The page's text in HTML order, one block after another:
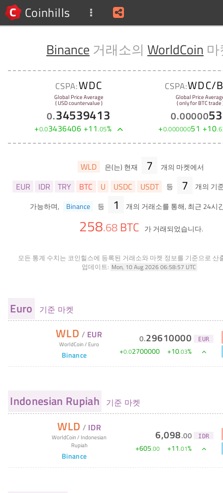
Coinhills
Binance 거래소의 WorldCoin
CSPA:WDC
Global Price Average
( USD countervalue )
0.34539413
+0.03436406 +11.05%
CSPA:WDC/
Global Price
( only for BTC trade
0.00000
+0.00000051 +10.
WLD 은(는) 현재 7 개의 마켓에서
EUR IDR TRY BTC U USDC USDT 등 7
개의 기
가능하며,
Binance 등 1 개의 거래소를 통해, 최근 24시
258.68 BTC 가 거래되었습니다.
모든 통계 수치는 코인힐스에 등록된 거래소와 마켓 정보를 기준으로 산
업데이트: Mon, 10 Aug 2026 06:58:57 UTC
Euro 기준 마켓
WLD / EUR
WorldCoin/ Euro
Binance
0.29610000 EUR
+0.02700000 +10.03%
Indonesian Rupiah 기준 마켓
WLD / IDR
WorldCoin/ Indonesian
Rupiah
Binance
6,098.00 IDR
+605.00 +11.01%